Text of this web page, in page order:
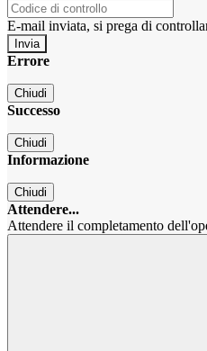
E-mail inviata, si prega di
Errore
Chiudi
Successo
Chiudi
Informazione
Chiudi
Attendere...
Attendere il completamento